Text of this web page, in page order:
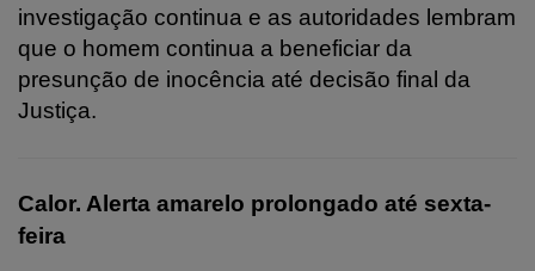
investigação continua e as autoridades lembram
que o homem continua a beneficiar da
presunção de inocência até decisão final da
Justiça.
Calor. Alerta amarelo prolongado até sexta-
feira